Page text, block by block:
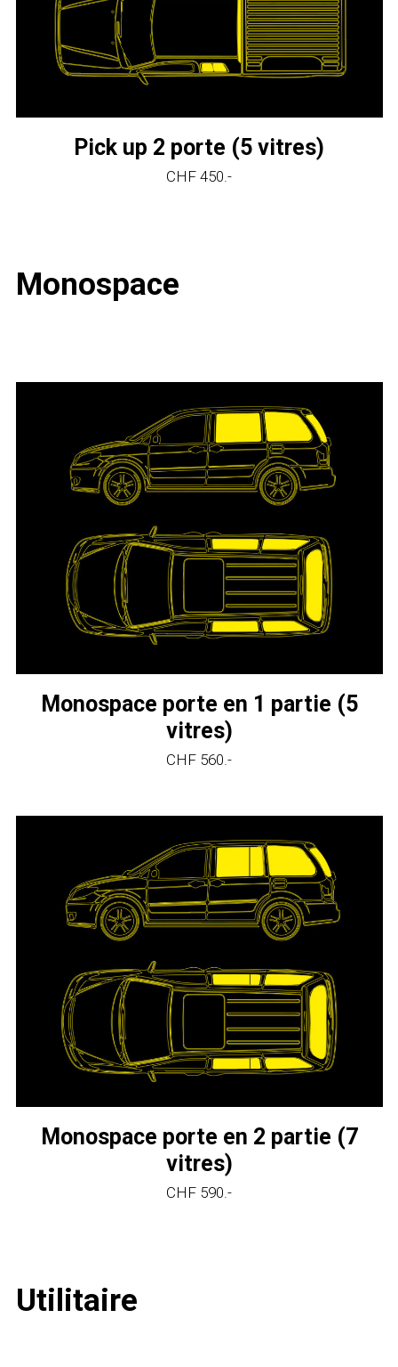
Pick up 2 porte (5 vitres)
CHF 450.-
Monospace
Monospace porte en 1 partie (5
vitres)
CHF 560.-
Monospace porte en 2 partie (7
vitres)
CHF 590.-
Utilitaire